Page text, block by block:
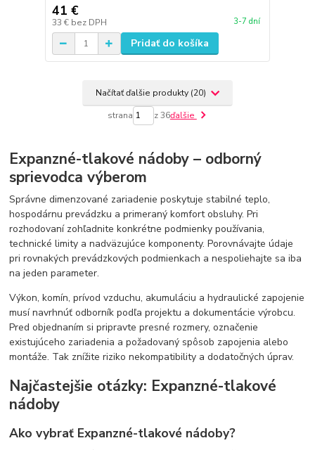
41 €
33 € bez DPH 3-7 dní
Pridať do košíka
Načítať ďalšie produkty (20)
strana z 36ďalšie
Expanzné-tlakové nádoby – odborný
sprievodca výberom
Správne dimenzované zariadenie poskytuje stabilné teplo,
hospodárnu prevádzku a primeraný komfort obsluhy. Pri
rozhodovaní zohľadnite konkrétne podmienky používania,
technické limity a nadväzujúce komponenty. Porovnávajte údaje
pri rovnakých prevádzkových podmienkach a nespoliehajte sa iba
na jeden parameter.
Výkon, komín, prívod vzduchu, akumuláciu a hydraulické zapojenie
musí navrhnúť odborník podľa projektu a dokumentácie výrobcu.
Pred objednaním si pripravte presné rozmery, označenie
existujúceho zariadenia a požadovaný spôsob zapojenia alebo
montáže. Tak znížite riziko nekompatibility a dodatočných úprav.
Najčastejšie otázky: Expanzné-tlakové
nádoby
Ako vybrať Expanzné-tlakové nádoby?